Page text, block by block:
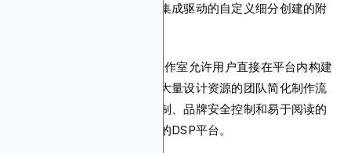
向。它还提供由第三方数据集成驱动的自定义细分创建的附
此外，StackAdapt的创意工作室允许用户直接在平台内构建
原生广告。这有助于为没有大量设计资源的团队简化制作流
程。其实时广告活动节奏控制、品牌安全控制和易于阅读的
报告仪表板也使其成为出色的DSP平台。